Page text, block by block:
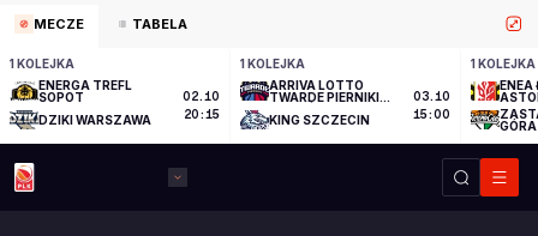
MECZE TABELA
1 KOLEJKA
ENERGA TREFL
SOPOT
DZIKI WARSZAWA
02.10
20:15
1 KOLEJKA
ARRIVA LOTTO
TWARDE PIERNIKI
KING SZCZECIN
03.10
15:00
1 KOLEJKA
ENEA
GÓRA